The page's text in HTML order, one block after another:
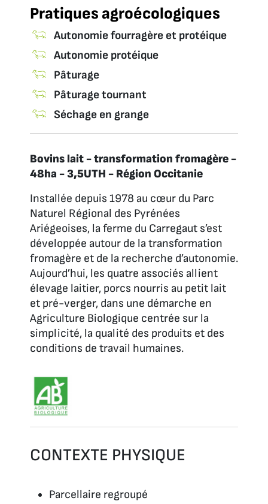
Pratiques agroécologiques
Autonomie fourragère et protéique
Autonomie protéique
Pâturage
Pâturage tournant
Séchage en grange
Bovins lait - transformation fromagère -
48ha - 3,5UTH - Région Occitanie
Installée depuis 1978 au cœur du Parc
Naturel Régional des Pyrénées
Ariégeoises, la ferme du Carregaut s’est
développée autour de la transformation
fromagère et de la recherche d’autonomie.
Aujourd’hui, les quatre associés allient
élevage laitier, porcs nourris au petit lait
et pré-verger, dans une démarche en
Agriculture Biologique centrée sur la
simplicité, la qualité des produits et des
conditions de travail humaines.
CONTEXTE PHYSIQUE
Parcellaire regroupé